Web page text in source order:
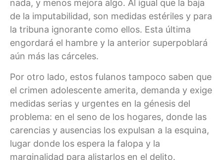
nada, y menos mejora algo. Al igual que la baja
de la imputabilidad, son medidas estériles y para
la tribuna ignorante como ellos. Esta última
engordará el hambre y la anterior superpoblará
aún más las cárceles.
Por otro lado, estos fulanos tampoco saben que
el crimen adolescente amerita, demanda y exige
medidas serias y urgentes en la génesis del
problema: en el seno de los hogares, donde las
carencias y ausencias los expulsan a la esquina,
lugar donde los espera la falopa y la
marginalidad para alistarlos en el delito.